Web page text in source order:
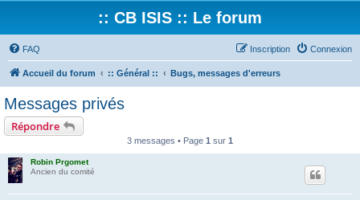
:: CB ISIS :: Le forum
FAQ Connexion
Inscription
Accueil du forum :: Général :: Bugs, messages d'erreurs
Messages privés
Répondre
3 messages • Page 1 sur 1
Robin Prgomet
Ancien du comité